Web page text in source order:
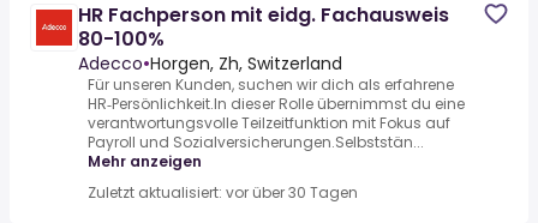
HR Fachperson mit eidg. Fachausweis
80-100%
Adecco•Horgen, Zh, Switzerland
Für unseren Kunden, suchen wir dich als erfahrene
HR‑Persönlichkeit.In dieser Rolle übernimmst du eine
verantwortungsvolle Teilzeitfunktion mit Fokus auf
Payroll und Sozialversicherungen.Selbststän...
Mehr anzeigen
Zuletzt aktualisiert: vor über 30 Tagen